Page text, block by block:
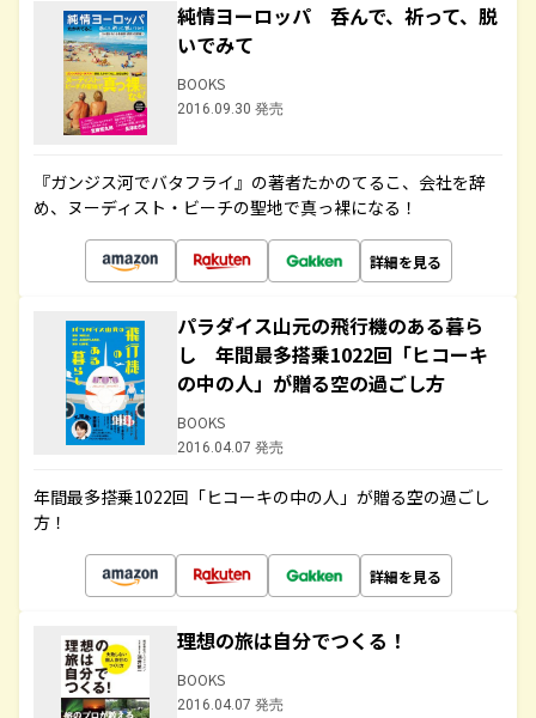
純情ヨーロッパ 呑んで、祈って、脱
いでみて
BOOKS
2016.09.30 発売
『ガンジス河でバタフライ』の著者たかのてるこ、会社を辞
め、ヌーディスト・ビーチの聖地で真っ裸になる！
詳細を見る
パラダイス山元の飛行機のある暮ら
し 年間最多搭乗1022回「ヒコーキ
の中の人」が贈る空の過ごし方
BOOKS
2016.04.07 発売
年間最多搭乗1022回「ヒコーキの中の人」が贈る空の過ごし
方！
詳細を見る
理想の旅は自分でつくる！
BOOKS
2016.04.07 発売